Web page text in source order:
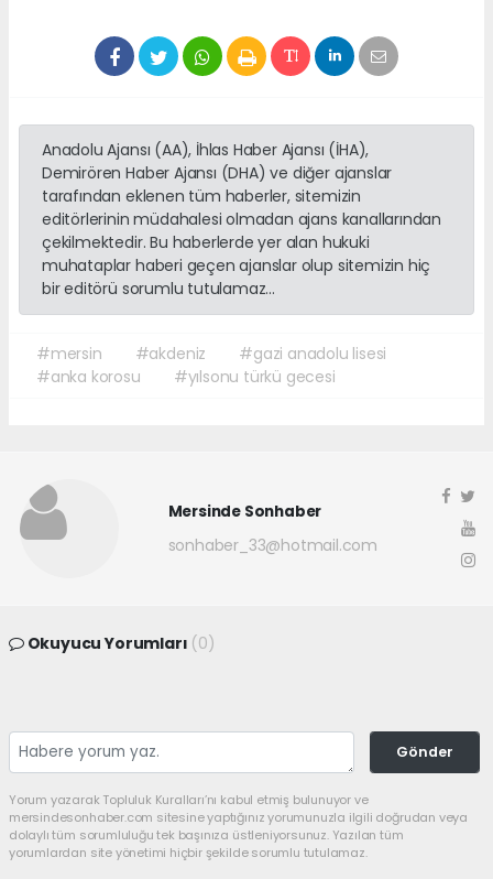
Anadolu Ajansı (AA), İhlas Haber Ajansı (İHA),
Demirören Haber Ajansı (DHA) ve diğer ajanslar
tarafından eklenen tüm haberler, sitemizin
editörlerinin müdahalesi olmadan ajans kanallarından
çekilmektedir. Bu haberlerde yer alan hukuki
muhataplar haberi geçen ajanslar olup sitemizin hiç
bir editörü sorumlu tutulamaz...
#mersin #akdeniz
#gazi anadolu lisesi
#anka korosu
#yılsonu türkü gecesi
Mersinde Sonhaber
sonhaber_33@hotmail.com
Okuyucu Yorumları (0)
Gönder
Yorum yazarak Topluluk Kuralları’nı kabul etmiş bulunuyor ve
mersindesonhaber.com sitesine yaptığınız yorumunuzla ilgili doğrudan veya
dolaylı tüm sorumluluğu tek başınıza üstleniyorsunuz. Yazılan tüm
yorumlardan site yönetimi hiçbir şekilde sorumlu tutulamaz.